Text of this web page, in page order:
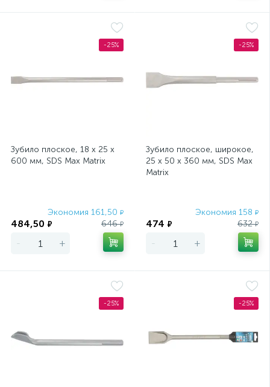
-25%
Зубило плоское, 18 х 25 х
600 мм, SDS Max Matrix
Экономия 161,50 ₽
484,50 ₽ 646₽
- +
-25%
Зубило плоское, широкое,
25 х 50 х 360 мм, SDS Max
Matrix
Экономия 158 ₽
474 ₽ 632₽
- +
-25% -25%